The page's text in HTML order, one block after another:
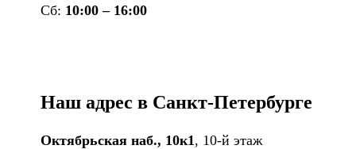
Сб: 10:00 – 16:00
Наш адрес в Санкт-Петербурге
Октябрьская наб., 10к1 , 10-й этаж